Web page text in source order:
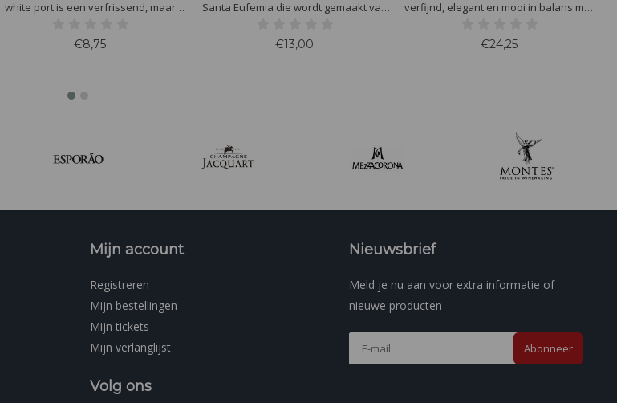
white port is een verfrissend, maar
van citrusfruit, lychee en groene
asperges in de neus.
€8,75
Santa Eufemia die wordt gemaakt van
en 20% Touriga Franca, waarvan het
merendeel van de wijnstokken
€13,00
verfijnd, elegant en mooi in balans met
van de houtrijping. Verder proef je rijpe
gedroogde vruchten zoals pruimen en
€24,25
Mijn account
Registreren
Mijn bestellingen
Mijn tickets
Mijn verlanglijst
Volg ons
Nieuwsbrief
Meld je nu aan voor extra informatie of
nieuwe producten
Abonneer